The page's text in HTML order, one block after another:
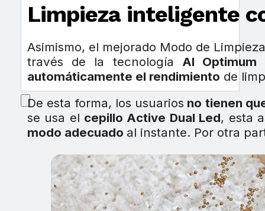
Limpieza inteligente
Asimismo, el mejorado Modo de
través de la tecnología AI Optimum
automáticamente el rendimiento de
De esta forma, los usuarios no tienen
se usa el cepillo Active Dual Led, esta
modo adecuado al instante. Por otra